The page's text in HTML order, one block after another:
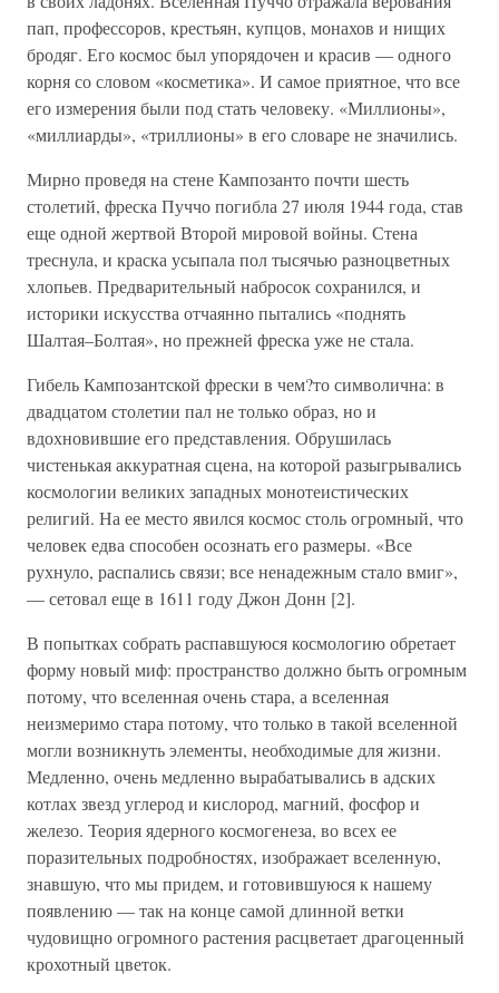
пап, профессоров, крестьян, купцов, монахов и нищих
бродяг. Его космос был упорядочен и красив — одного
корня со словом «косметика». И самое приятное, что все
его измерения были под стать человеку. «Миллионы»,
«миллиарды», «триллионы» в его словаре не значились.
Мирно проведя на стене Кампозанто почти шесть
столетий, фреска Пуччо погибла 27 июля 1944 года, став
еще одной жертвой Второй мировой войны. Стена
треснула, и краска усыпала пол тысячью разноцветных
хлопьев. Предварительный набросок сохранился, и
историки искусства отчаянно пытались «поднять
Шалтая–Болтая», но прежней фреска уже не стала.
Гибель Кампозантской фрески в чем?то символична: в
двадцатом столетии пал не только образ, но и
вдохновившие его представления. Обрушилась
чистенькая аккуратная сцена, на которой разыгрывались
космологии великих западных монотеистических
религий. На ее место явился космос столь огромный, что
человек едва способен осознать его размеры. «Все
рухнуло, распались связи; все ненадежным стало вмиг»,
— сетовал еще в 1611 году Джон Донн [2].
В попытках собрать распавшуюся космологию обретает
форму новый миф: пространство должно быть огромным
потому, что вселенная очень стара, а вселенная
неизмеримо стара потому, что только в такой вселенной
могли возникнуть элементы, необходимые для жизни.
Медленно, очень медленно вырабатывались в адских
котлах звезд углерод и кислород, магний, фосфор и
железо. Теория ядерного космогенеза, во всех ее
поразительных подробностях, изображает вселенную,
знавшую, что мы придем, и готовившуюся к нашему
появлению — так на конце самой длинной ветки
чудовищно огромного растения расцветает драгоценный
крохотный цветок.